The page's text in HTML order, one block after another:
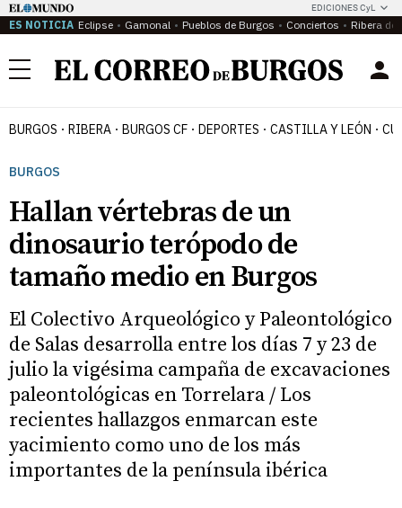
EDICIONES CyL
ES NOTICIA Eclipse Gamonal Pueblos de Burgos Conciertos Ribera del
Menú
BURGOS RIBERA BURGOS CF DEPORTES CASTILLA Y LEÓN
BURGOS
Hallan vértebras de un
dinosaurio terópodo de
tamaño medio en Burgos
El Colectivo Arqueológico y Paleontológico
de Salas desarrolla entre los días 7 y 23 de
julio la vigésima campaña de excavaciones
paleontológicas en Torrelara / Los
recientes hallazgos enmarcan este
yacimiento como uno de los más
importantes de la península ibérica